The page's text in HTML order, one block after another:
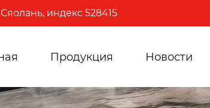
индекс 528415
Продукция Новости